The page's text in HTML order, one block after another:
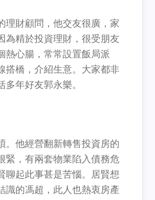
理財顧問，他交友很廣，家
為精於投資理財，很受朋友
熱心腸，常常設置飯局派
搭橋，介紹生意。大家都非
多年好友郭永樂。
。他經營翻新轉售投資房的
緊，有兩套物業陷入債務危
聊起此事甚是苦惱。居賢想
識的馮超，此人也熱衷房產